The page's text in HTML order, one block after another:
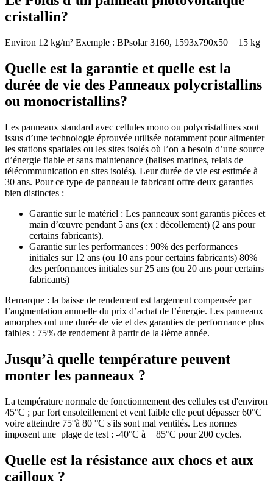
cristallin?
Environ 12 kg/m² Exemple : BPsolar 3160, 1593x790x50 = 15 kg
Quelle est la garantie et quelle est la
durée de vie des Panneaux polycristallins
ou monocristallins?
Les panneaux standard avec cellules mono ou polycristallines sont
issus d’une technologie éprouvée utilisée notamment pour alimenter
les stations spatiales ou les sites isolés où l’on a besoin d’une source
d’énergie fiable et sans maintenance (balises marines, relais de
télécommunication en sites isolés). Leur durée de vie est estimée à
30 ans. Pour ce type de panneau le fabricant offre deux garanties
bien distinctes :
Garantie sur le matériel : Les panneaux sont garantis pièces et
main d’œuvre pendant 5 ans (ex : décollement) (2 ans pour
certains fabricants).
Garantie sur les performances : 90% des performances
initiales sur 12 ans (ou 10 ans pour certains fabricants) 80%
des performances initiales sur 25 ans (ou 20 ans pour certains
fabricants)
Remarque : la baisse de rendement est largement compensée par
l’augmentation annuelle du prix d’achat de l’énergie. Les panneaux
amorphes ont une durée de vie et des garanties de performance plus
faibles : 75% de rendement à partir de la 8ème année.
Jusqu’à quelle température peuvent
monter les panneaux ?
La température normale de fonctionnement des cellules est d'environ
45°C ; par fort ensoleillement et vent faible elle peut dépasser 60°C
voire atteindre 75°à 80 °C s'ils sont mal ventilés. Les normes
imposent une plage de test : -40°C à + 85°C pour 200 cycles.
Quelle est la résistance aux chocs et aux
cailloux ?